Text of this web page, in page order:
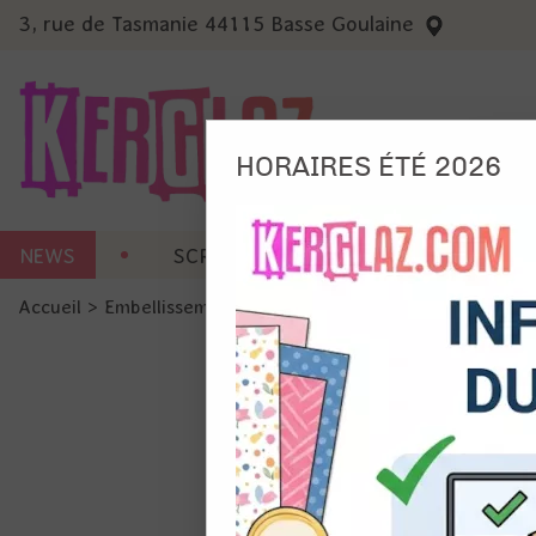
3, rue de Tasmanie 44115 Basse Goulaine
NEWS SCRAP CARTERIE MACHINES
Accueil > Embellissement > Ficelle en
Ils
et du
précises
Si vous
de la
HORAIRES ÉTÉ 2026